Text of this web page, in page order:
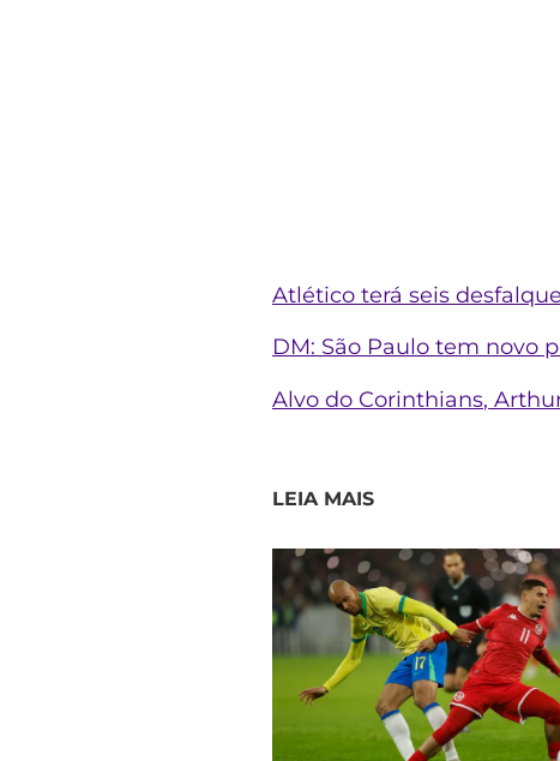
Atlético terá seis
DM: São Paulo tem novo
Alvo do Corinthians,
LEIA MAIS